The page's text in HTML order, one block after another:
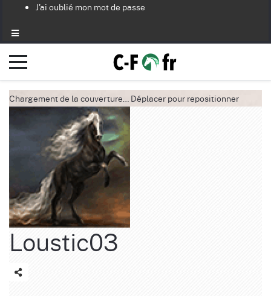
J'ai oublié mon mot de passe
Chargement de la couverture… Déplacer pour repositionner
Loustic03